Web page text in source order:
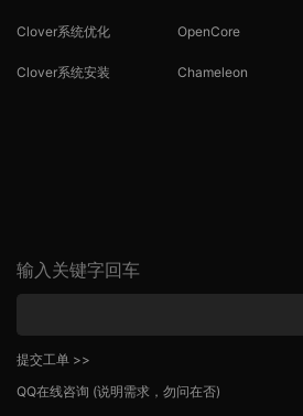
Clover系统优化
Clover系统安装
OpenCore
Chameleon
输入关键字回车
提交工单 >>
QQ在线咨询 (说明需求，勿问在否)